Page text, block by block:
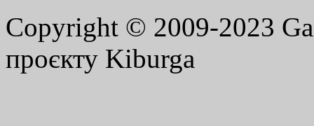
Copyright © 2009-2023
проєкту Kiburga